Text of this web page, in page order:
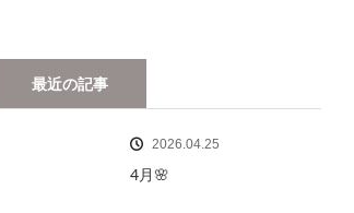
最近の記事
2026.04.25
4月🌸